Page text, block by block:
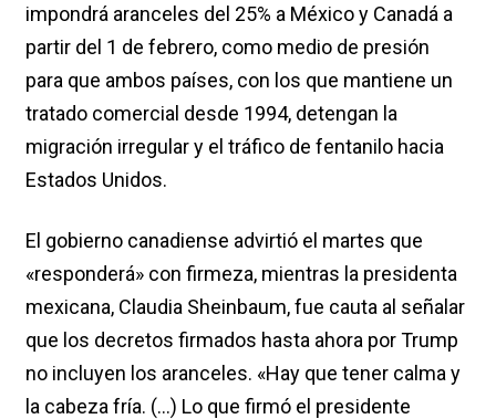
impondrá aranceles del 25% a México y Canadá a
partir del 1 de febrero, como medio de presión
para que ambos países, con los que mantiene un
tratado comercial desde 1994, detengan la
migración irregular y el tráfico de fentanilo hacia
Estados Unidos.
El gobierno canadiense advirtió el martes que
«responderá» con firmeza, mientras la presidenta
mexicana, Claudia Sheinbaum, fue cauta al señalar
que los decretos firmados hasta ahora por Trump
no incluyen los aranceles. «Hay que tener calma y
la cabeza fría. (…) Lo que firmó el presidente